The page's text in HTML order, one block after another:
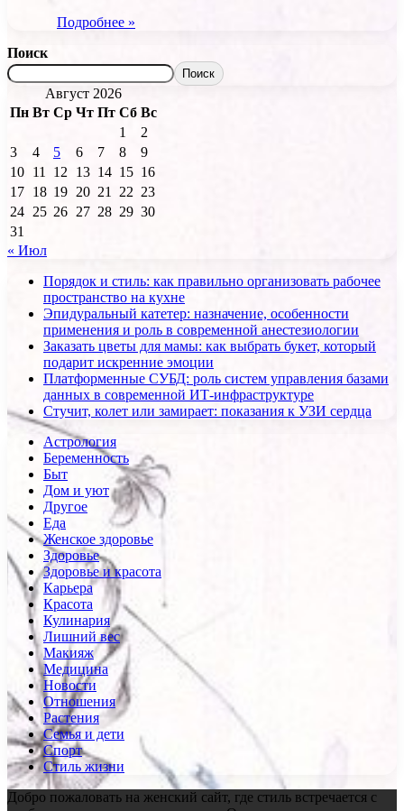
Подробнее »
Поиск
Поиск
Август 2026
Пн Вт Ср Чт Пт Сб Вс
1
2
3
4 5 6 7 8
9
10 11 12 13 14 15 16
17 18 19 20 21 22 23
24 25 26 27 28 29 30
31
« Июл
Порядок и стиль: как правильно организовать рабочее
пространство на кухне
Эпидуральный катетер: назначение, особенности
применения и роль в современной анестезиологии
Заказать цветы для мамы: как выбрать букет, который
подарит искренние эмоции
Платформенные СУБД: роль систем управления базами
данных в современной ИТ-инфраструктуре
Стучит, колет или замирает: показания к УЗИ сердца
Астрология
Беременность
Быт
Дом и уют
Другое
Еда
Женское здоровье
Здоровье
Здоровье и красота
Карьера
Красота
Кулинария
Лишний вес
Макияж
Медицина
Новости
Отношения
Растения
Семья и дети
Спорт
Стиль жизни
Добро пожаловать на женский сайт, где стиль встречается с